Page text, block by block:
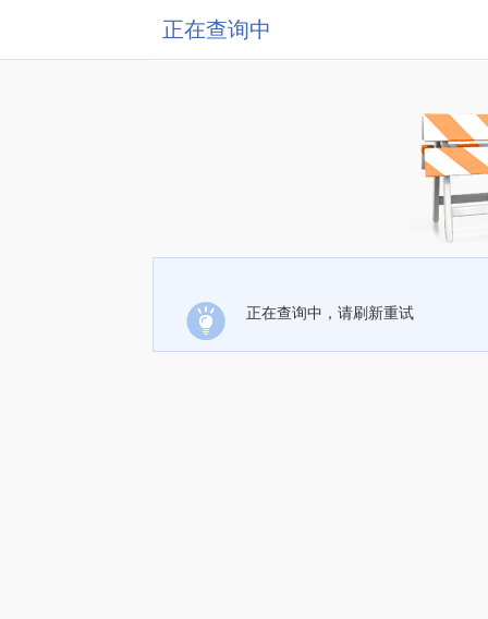
正在查询中
正在查询中，请刷新重试